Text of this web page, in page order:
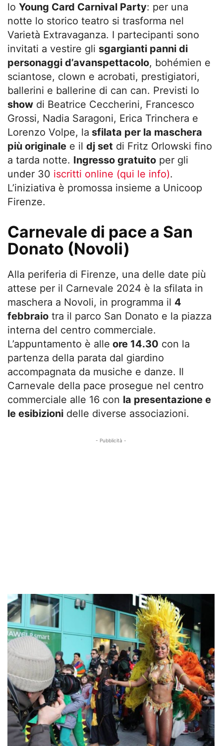
lo Young Card Carnival Party: per una
notte lo storico teatro si trasforma nel
Varietà Extravaganza. I partecipanti sono
invitati a vestire gli sgargianti panni di
personaggi d’avanspettacolo, bohémien e
sciantose, clown e acrobati, prestigiatori,
ballerini e ballerine di can can. Previsti lo
show di Beatrice Ceccherini, Francesco
Grossi, Nadia Saragoni, Erica Trinchera e
Lorenzo Volpe, la sfilata per la maschera
più originale e il dj set di Fritz Orlowski fino
a tarda notte. Ingresso gratuito per gli
under 30 iscritti online (qui le info).
L’iniziativa è promossa insieme a Unicoop
Firenze.
Carnevale di pace a San
Donato (Novoli)
Alla periferia di Firenze, una delle date più
attese per il Carnevale 2024 è la sfilata in
maschera a Novoli, in programma il 4
febbraio tra il parco San Donato e la piazza
interna del centro commerciale.
L’appuntamento è alle ore 14.30 con la
partenza della parata dal giardino
accompagnata da musiche e danze. Il
Carnevale della pace prosegue nel centro
commerciale alle 16 con la presentazione e
le esibizioni delle diverse associazioni.
- Pubblicità -